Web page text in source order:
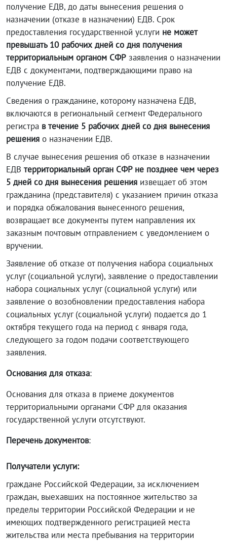
получение ЕДВ, до даты вынесения решения о
назначении (отказе в назначении) ЕДВ. Срок
предоставления государственной услуги не может
превышать 10 рабочих дней со дня получения
территориальным органом СФР заявления о назначении
ЕДВ с документами, подтверждающими право на
получение ЕДВ.
Сведения о гражданине, которому назначена ЕДВ,
включаются в региональный сегмент Федерального
регистра в течение 5 рабочих дней со дня вынесения
решения о назначении ЕДВ.
В случае вынесения решения об отказе в назначении
ЕДВ территориальный орган СФР не позднее чем через
5 дней со дня вынесения решения извещает об этом
гражданина (представителя) с указанием причин отказа
и порядка обжалования вынесенного решения,
возвращает все документы путем направления их
заказным почтовым отправлением с уведомлением о
вручении.
Заявление об отказе от получения набора социальных
услуг (социальной услуги), заявление о предоставлении
набора социальных услуг (социальной услуги) или
заявление о возобновлении предоставления набора
социальных услуг (социальной услуги) подается до 1
октября текущего года на период с января года,
следующего за годом подачи соответствующего
заявления.
Основания для отказа:
Основания для отказа в приеме документов
территориальными органами СФР для оказания
государственной услуги отсутствуют.
Перечень документов:
Получатели услуги:
граждане Российской Федерации, за исключением
граждан, выехавших на постоянное жительство за
пределы территории Российской Федерации и не
имеющих подтвержденного регистрацией места
жительства или места пребывания на территории